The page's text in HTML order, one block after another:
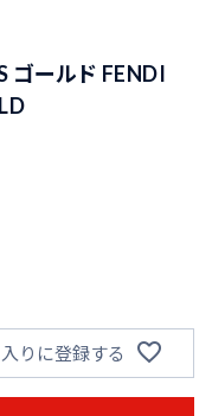
ゴールド FENDI
りに登録する